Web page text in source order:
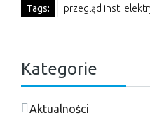
Tags: przegląd inst.
Kategorie
Aktualności